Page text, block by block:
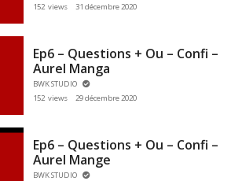
152 views
31 décembre 2020
Ep6 – Questions + Ou – Confi –
Aurel Manga
BWK STUDIO
152 views
29 décembre 2020
Ep6 – Questions + Ou – Confi –
Aurel Mange
BWK STUDIO